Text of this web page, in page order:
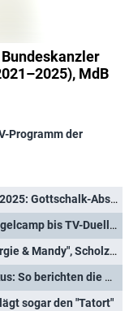
MdB
Programm der
Deutscher TV-Jahresrückblick 2025: Gottschalk-Abschied, Raab-Sinkflug, "Klar"-Eklat und Wahl-TV XXL
Von "Maxton Hall" über Dschungelcamp bis TV-Duell: Das waren die größten Hits 2025
Quoten: Guter Auftakt für "Georgie & Mandy", Scholz' Zapfenstreich dominiert
Beisetzung von Papst Franziskus: So berichten die deutschen TV-Sender
sogar den "Tatort"